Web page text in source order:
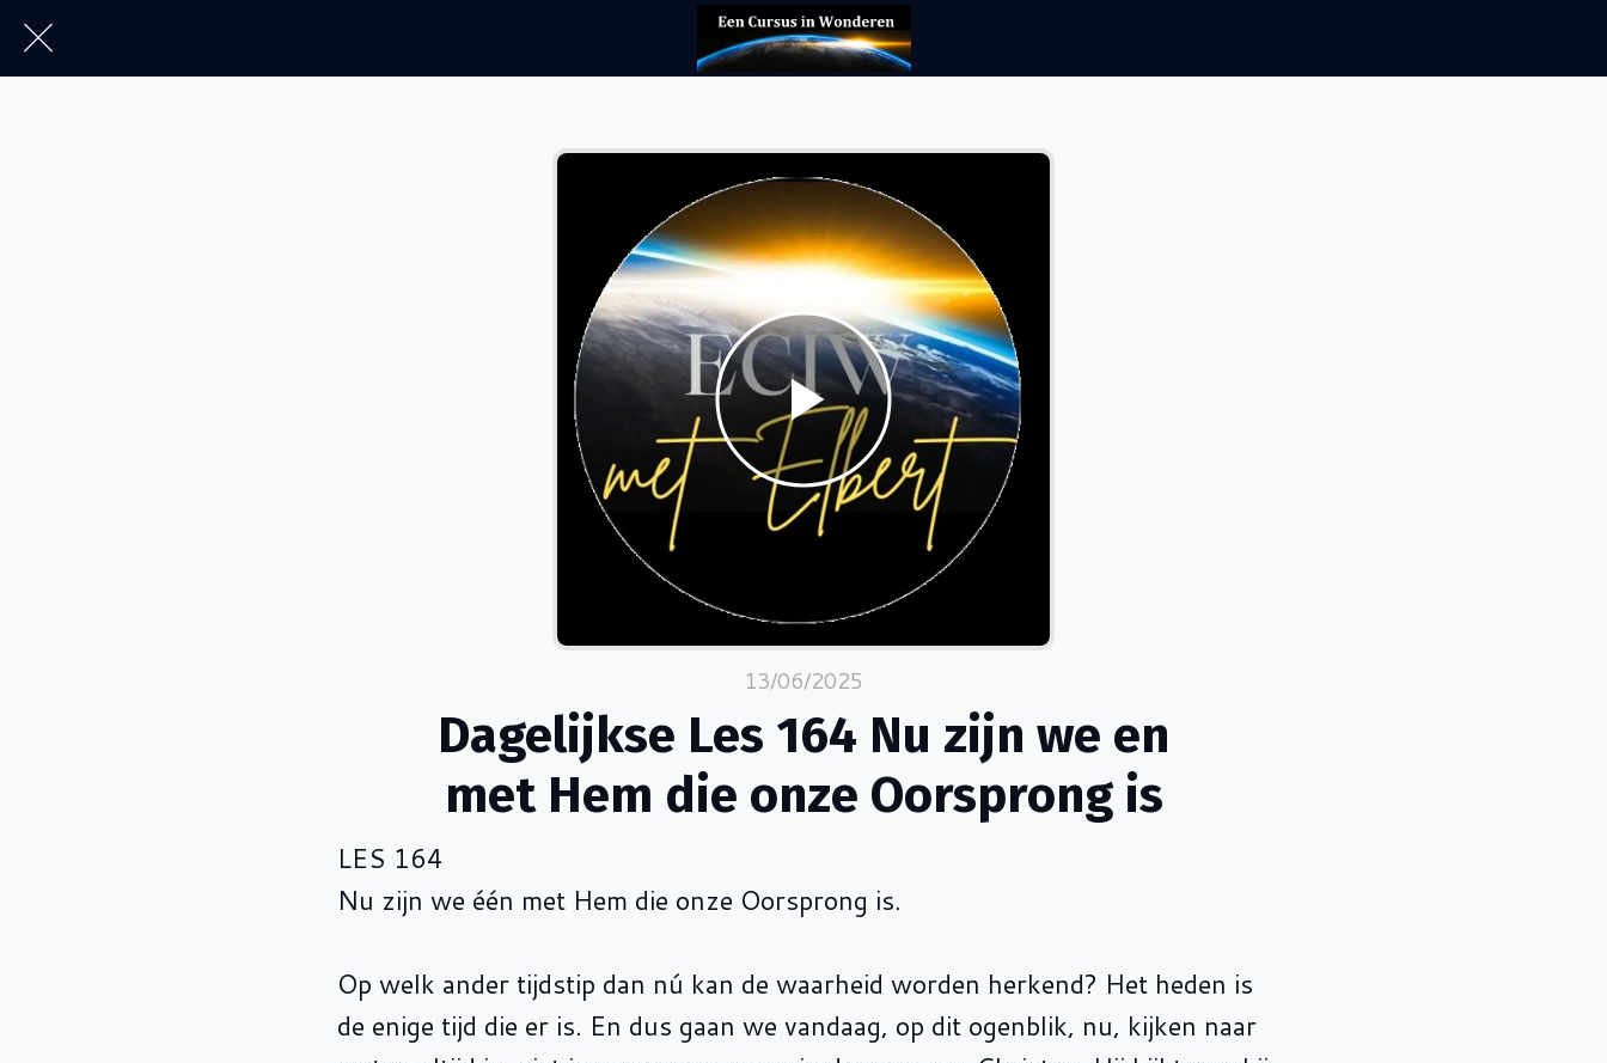
13/06/2025
Dagelijkse Les 164 Nu zijn we en
met Hem die onze Oorsprong is
LES 164
Nu zijn we één met Hem die onze Oorsprong is.
Op welk ander tijdstip dan nú kan de waarheid worden herkend? Het heden is
de enige tijd die er is. En dus gaan we vandaag, op dit ogenblik, nu, kijken naar